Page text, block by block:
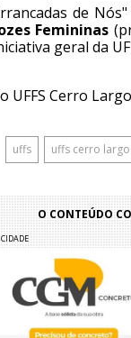
de
Femininas
geral da
UFFS Cerro Largo
uffs uffs cerro largo
O CONTEÚDO